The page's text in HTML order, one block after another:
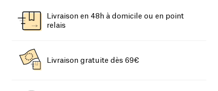
Livraison en 48h à domicile ou en point
relais
Livraison gratuite dès 69€